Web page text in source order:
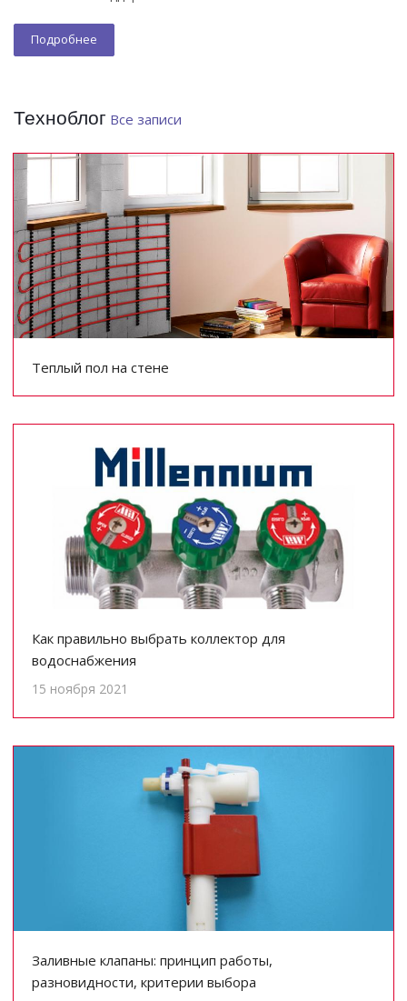
Подробнее
Техноблог Все записи
Теплый пол на стене
Как правильно выбрать коллектор для
водоснабжения
15 ноября 2021
Заливные клапаны: принцип работы,
разновидности, критерии выбора